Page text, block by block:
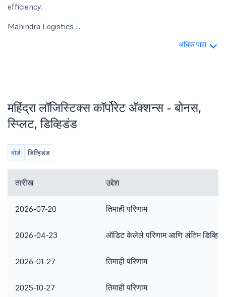
efficiency.
Mahindra Logistics ...
अधिक पाहा
महिंद्रा लॉजिस्टिक्स कॉर्पोरेट ॲक्शन्स - बोनस,
स्प्लिट, डिव्हिडंड
बोर्ड डिव्हिडंड
तारीख उद्देश
2026-07-20 तिमाही परिणाम
2026-04-23 ऑडिट केलेले परिणाम आणि अंतिम
2026-01-27 तिमाही परिणाम
2025-10-27 तिमाही परिणाम